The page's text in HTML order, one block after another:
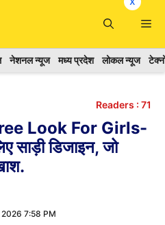
नेशनल न्यूज मध्य प्रदेश लोकल न्यूज
Readers : 71
Look For Girls-
साड़ी डिजाइन, जो
7:58 PM